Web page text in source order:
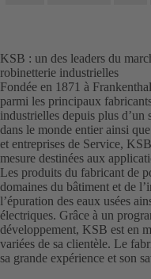
KSB : un des leaders du
robinetterie industrielles
Fondée en 1871 à
parmi les principaux
industrielles depuis plus
dans le monde entier ainsi
et entreprises de Service,
mesure destinées aux
Les produits du fabricant de
domaines du bâtiment et de
l’épuration des eaux usées
électriques. Grâce à un
développement, KSB est en
variées de sa clientèle. Le
sa grande expérience et son